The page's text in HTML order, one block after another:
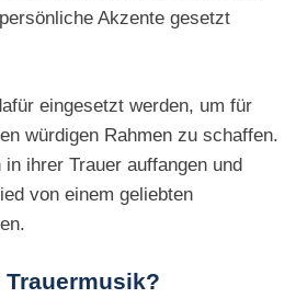
Akzente gesetzt
eingesetzt werden, um für
würdigen Rahmen zu schaffen.
ihrer Trauer auffangen und
von einem geliebten